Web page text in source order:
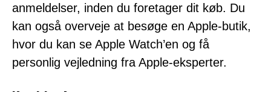
anmeldelser, inden du foretager dit køb. Du
kan også overveje at besøge en Apple-butik,
hvor du kan se Apple Watch’en og få
personlig vejledning fra Apple-eksperter.